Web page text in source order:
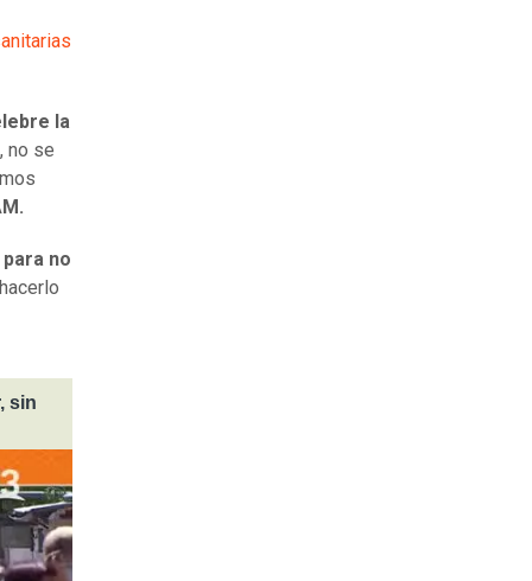
la
, no se
no
sin